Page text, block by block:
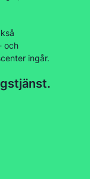
och
ingår.